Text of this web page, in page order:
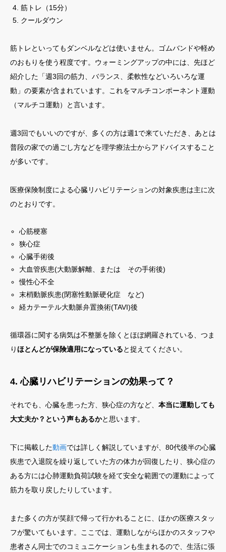
筋トレ（15分）
クールダウン
筋トレといってもダンベルなどは使いません。ゴムバンドや軽め
のおもりを使う程度です。ウォーミングアップの中には、先ほど
紹介した「週3回の筋力、バランス、柔軟性などいろいろな運
動」の要素が含まれています。これをマルチコンポーネント運動
（マルチコ運動）と言います。
週3回でもいいのですが、多くの方は週1で来ていただき、あとは
普段の家での過ごし方などを理学療法士からアドバイスすること
が多いです。
医療保険制度による心臓リハビリテーションの対象疾患は主に次
のとおりです。
心筋梗塞
狭心症
心臓手術後
大血管疾患(大動脈解離、または その手術後)
慢性心不全
末梢動脈疾患(閉塞性動脈硬化症 など)
経カテーテル大動脈弁置換術(TAVI)後
循環器に関する病気は不整脈を除くとほぼ網羅されている、つま
りほとんどが保険適用になっていると捉えてください。
4. 心臓リハビリテーションの効果って？
それでも、心臓を患った方、狭心症の方など、 本当に運動しても
大丈夫か？という声もあるかと思います。
下に掲載した動画では詳しく解説していますが、80代後半の心臓
疾患で入退院を繰り返していた方の体力が回復したり、狭心症の
ある方には心肺運動負荷試験を経て安全な範囲での運動によって
筋力を取り戻したりしています。
また多くの方が笑顔で帰って行かれることに、ほかの医療スタッ
フが驚いてもいます。ここでは、運動しながらほかのスタッフや
患者さん同士でのコミュニケーションも生まれるので、生活に張